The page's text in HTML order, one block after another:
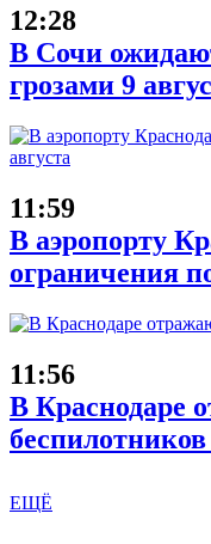
12:28
В Сочи
грозами 9
11:59
В аэропорту
ограничения
11:56
В Краснодаре
беспилотников
ЕЩЁ